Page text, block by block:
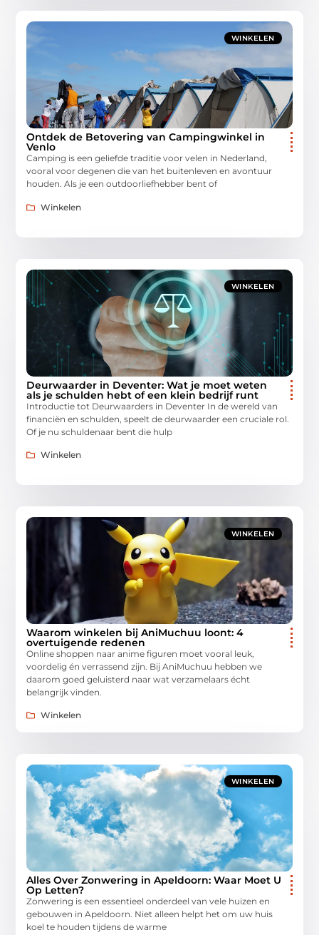
WINKELEN
Ontdek de Betovering van Campingwinkel in
Venlo
Camping is een geliefde traditie voor velen in Nederland,
vooral voor degenen die van het buitenleven en avontuur
houden. Als je een outdoorliefhebber bent of
Winkelen
WINKELEN
Deurwaarder in Deventer: Wat je moet weten
als je schulden hebt of een klein bedrijf runt
Introductie tot Deurwaarders in Deventer In de wereld van
financiën en schulden, speelt de deurwaarder een cruciale rol.
Of je nu schuldenaar bent die hulp
Winkelen
WINKELEN
Waarom winkelen bij AniMuchuu loont: 4
overtuigende redenen
Online shoppen naar anime figuren moet vooral leuk,
voordelig én verrassend zijn. Bij AniMuchuu hebben we
daarom goed geluisterd naar wat verzamelaars écht
belangrijk vinden.
Winkelen
WINKELEN
Alles Over Zonwering in Apeldoorn: Waar Moet U
Op Letten?
Zonwering is een essentieel onderdeel van vele huizen en
gebouwen in Apeldoorn. Niet alleen helpt het om uw huis
koel te houden tijdens de warme